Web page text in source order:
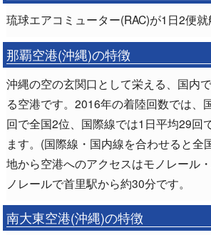
琉球エアコミューター(RAC)が1日2便就
那覇空港(沖縄)の特徴
沖縄の空の玄関口として栄える、国内
る空港です。2016年の着陸回数では、
回で全国2位、国際線では1日平均29回
ます。(国際線・国内線を合わせると全
地から空港へのアクセスはモノレール
ノレールで首里駅から約30分です。
南大東空港(沖縄)の特徴